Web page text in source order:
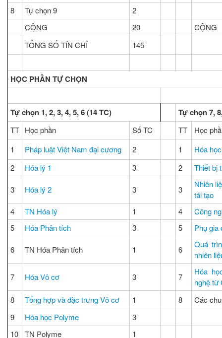
8
Tự chọn 9
2
CỘNG
20
CỘNG
TỔNG SỐ TÍN CHỈ
145
HỌC PHẦN TỰ CHỌN
Tự chọn 1, 2, 3, 4, 5, 6 (14 TC) Tự chọn 7,
TT Học phần Số TC TT
Học
1
Pháp luật Việt Nam đại cương 2 1
Hóa
2
Hóa lý 1 3 2 Thiết bị
3 Hóa lý 2 3 3
Nhiên
tái tạo
4
TN Hóa lý 1 4
Công
5
Hóa Phân tích 3 5 Phụ gia
6 TN Hóa Phân tích 1 6
Quá
nhiên
7 Hóa Vô cơ 3 7
Hóa
nghệ từ
8
Tổng hợp và đặc trưng Vô cơ 1 8
Các
9
Hóa học Polyme
3
10
TN Polyme 1